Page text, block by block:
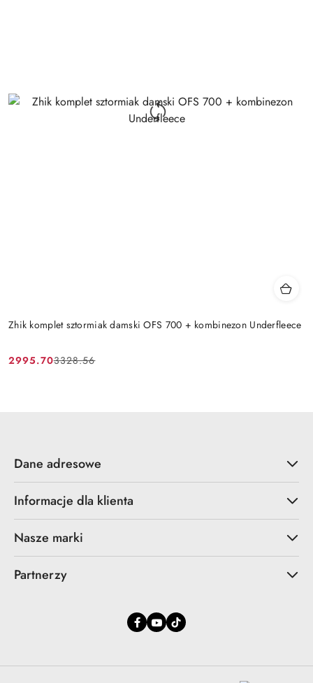
Zhik komplet sztormiak damski OFS 700 + kombinezon Underfleece
Cena
2995.70
Cena
3328.56
Dane adresowe
Informacje dla klienta
Nasze marki
Partnerzy